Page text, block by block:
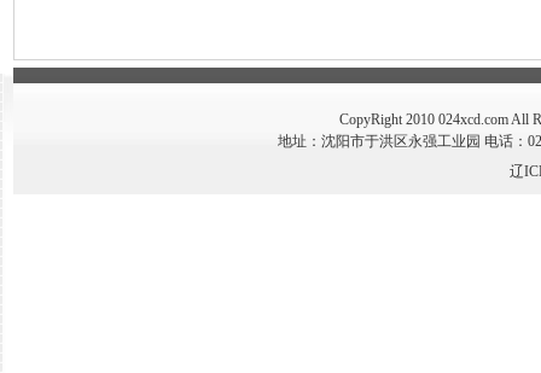
CopyRight 2010 024xcd.com All
地址：沈阳市于洪区永强工业园 电话：
辽